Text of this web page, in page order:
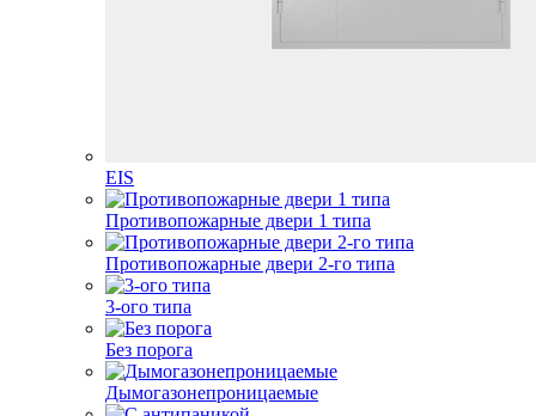
EIS
Противопожарные двери 1 типа
Противопожарные двери 2-го типа
3-ого типа
Без порога
Дымогазонепроницаемые